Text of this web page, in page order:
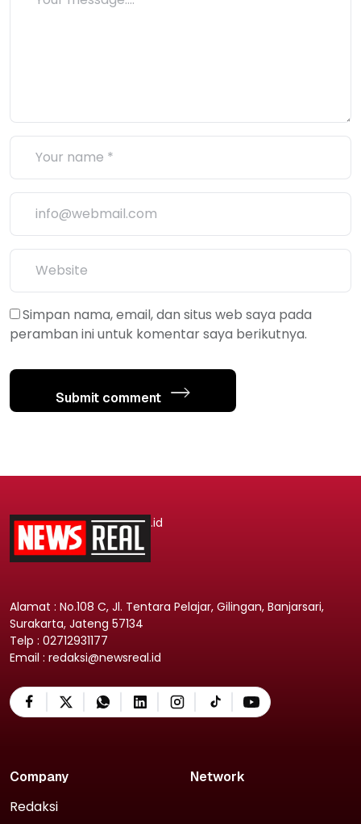
Simpan nama, email, dan situs web saya pada
peramban ini untuk komentar saya berikutnya.
Submit comment
.id
Alamat : No.108 C, Jl. Tentara Pelajar, Gilingan, Banjarsari,
Surakarta, Jateng 57134
Telp : 02712931177
Email : redaksi@newsreal.id
Company
Redaksi
Network